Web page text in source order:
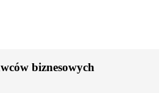
biznesowych